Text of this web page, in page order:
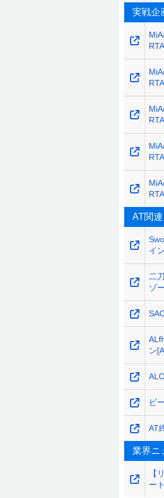
実戦企
AT関連
イ
二
ゾ
ン
ビ
AT
業界ニ
【
ー